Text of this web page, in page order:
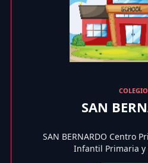
COLEGIO
SAN
SAN BERNARDO Centro
Infantil Primaria y